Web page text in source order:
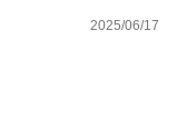
2025/06/17